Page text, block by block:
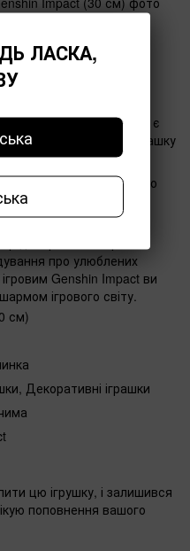
Impact
для вашого дому:
особливостей іграшки є
зможете обрати іграшку
кольори, які точно
героїв із Genshin
для фанатів ігор або
про улюблених
Genshin Impact ви
ігрового світу.
см)
Декоративні іграшки
цю ігрушку, і залишився
поповнення вашого
ЛАСКА,